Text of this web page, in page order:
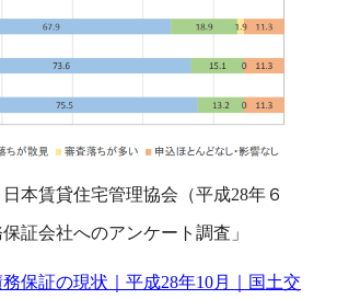
本賃貸住宅管理協会（平成28年６
証会社へのアンケート調査」
保証の現状｜平成28年10月｜国土交